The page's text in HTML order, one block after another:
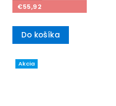
€55,92
Do košíka
Akcia